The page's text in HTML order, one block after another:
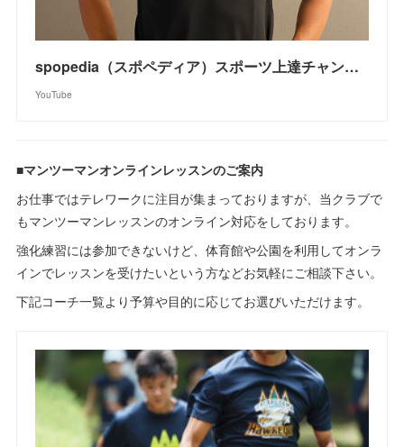
spopedia（スポペディア）スポーツ上達チャンネル
YouTube
■マンツーマンオンラインレッスンのご案内
お仕事ではテレワークに注目が集まっておりますが、当クラブで
もマンツーマンレッスンのオンライン対応をしております。
強化練習には参加できないけど、体育館や公園を利用してオンラ
インでレッスンを受けたいという方などお気軽にご相談下さい。
下記コーチ一覧より予算や目的に応じてお選びいただけます。